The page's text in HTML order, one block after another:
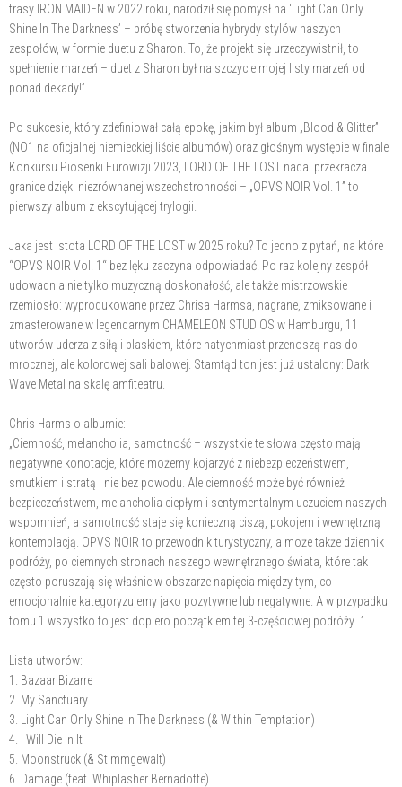
trasy IRON MAIDEN w 2022 roku, narodził się pomysł na ‘Light Can Only
Shine In The Darkness’ – próbę stworzenia hybrydy stylów naszych
zespołów, w formie duetu z Sharon. To, że projekt się urzeczywistnił, to
spełnienie marzeń – duet z Sharon był na szczycie mojej listy marzeń od
ponad dekady!”
Po sukcesie, który zdefiniował całą epokę, jakim był album „Blood & Glitter”
(NO1 na oficjalnej niemieckiej liście albumów) oraz głośnym występie w finale
Konkursu Piosenki Eurowizji 2023, LORD OF THE LOST nadal przekracza
granice dzięki niezrównanej wszechstronności – „OPVS NOIR Vol. 1” to
pierwszy album z ekscytującej trylogii.
Jaka jest istota LORD OF THE LOST w 2025 roku? To jedno z pytań, na które
“OPVS NOIR Vol. 1“ bez lęku zaczyna odpowiadać. Po raz kolejny zespół
udowadnia nie tylko muzyczną doskonałość, ale także mistrzowskie
rzemiosło: wyprodukowane przez Chrisa Harmsa, nagrane, zmiksowane i
zmasterowane w legendarnym CHAMELEON STUDIOS w Hamburgu, 11
utworów uderza z siłą i blaskiem, które natychmiast przenoszą nas do
mrocznej, ale kolorowej sali balowej. Stamtąd ton jest już ustalony: Dark
Wave Metal na skalę amfiteatru.
Chris Harms o albumie:
„Ciemność, melancholia, samotność – wszystkie te słowa często mają
negatywne konotacje, które możemy kojarzyć z niebezpieczeństwem,
smutkiem i stratą i nie bez powodu. Ale ciemność może być również
bezpieczeństwem, melancholia ciepłym i sentymentalnym uczuciem naszych
wspomnień, a samotność staje się konieczną ciszą, pokojem i wewnętrzną
kontemplacją. OPVS NOIR to przewodnik turystyczny, a może także dziennik
podróży, po ciemnych stronach naszego wewnętrznego świata, które tak
często poruszają się właśnie w obszarze napięcia między tym, co
emocjonalnie kategoryzujemy jako pozytywne lub negatywne. A w przypadku
tomu 1 wszystko to jest dopiero początkiem tej 3-częściowej podróży...”
Lista utworów:
1. Bazaar Bizarre
2. My Sanctuary
3. Light Can Only Shine In The Darkness (& Within Temptation)
4. I Will Die In It
5. Moonstruck (& Stimmgewalt)
6. Damage (feat. Whiplasher Bernadotte)